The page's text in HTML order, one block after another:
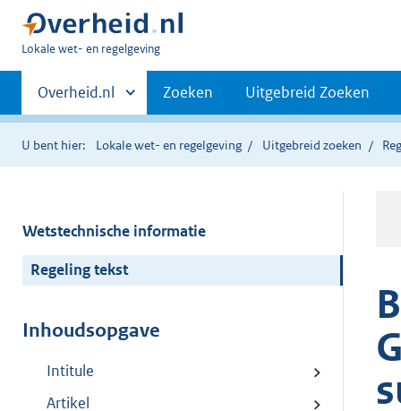
U
hier:
Lokale wet- en regelgeving
Primaire
navigatie
Andere
sites
binnen
Overheid.nl Zoeken Uitgebreid Zoeken
U bent hier: Lokale wet- en regelgeving Uitgebreid zoeken
Wetstechnische informatie
Regeling tekst
Inhoudsopgave
Intitule
Artikel